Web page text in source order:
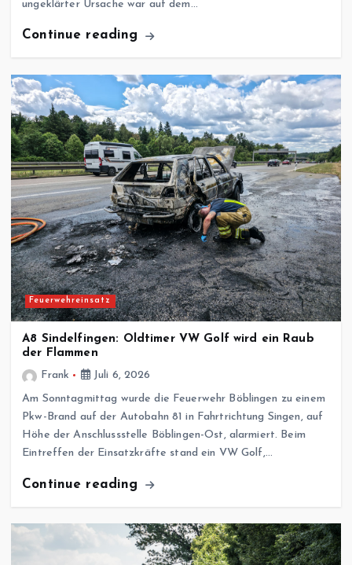
ungeklärter Ursache war auf dem…
Continue reading
Feuerwehreinsatz
A8 Sindelfingen: Oldtimer VW Golf wird ein Raub
der Flammen
Frank
Juli 6, 2026
Am Sonntagmittag wurde die Feuerwehr Böblingen zu einem
Pkw-Brand auf der Autobahn 81 in Fahrtrichtung Singen, auf
Höhe der Anschlussstelle Böblingen-Ost, alarmiert. Beim
Eintreffen der Einsatzkräfte stand ein VW Golf,…
Continue reading